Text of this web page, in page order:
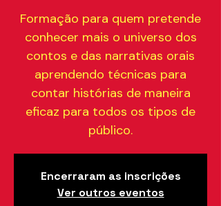
Formação para quem pretende
conhecer mais o universo dos
contos e das narrativas orais
aprendendo técnicas para
contar histórias de maneira
eficaz para todos os tipos de
público.
Encerraram as inscrições
Ver outros eventos